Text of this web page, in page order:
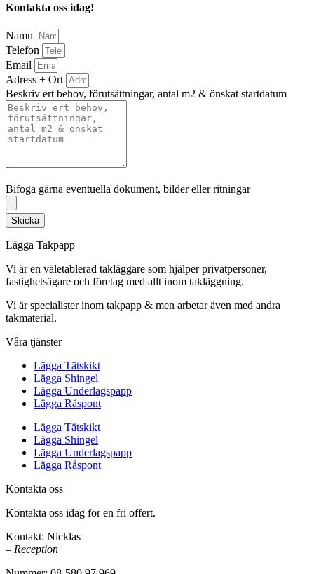
Kontakta oss idag!
Namn
Telefon
Email
Adress + Ort
Beskriv ert behov, förutsättningar, antal m2 & önskat startdatum
Bifoga gärna eventuella dokument, bilder eller ritningar
Skicka
Lägga Takpapp
Vi är en väletablerad takläggare som hjälper privatpersoner,
fastighetsägare och företag med allt inom takläggning.
Vi är specialister inom takpapp & men arbetar även med andra
takmaterial.
Våra tjänster
Lägga Tätskikt
Lägga Shingel
Lägga Underlagspapp
Lägga Råspont
Lägga Tätskikt
Lägga Shingel
Lägga Underlagspapp
Lägga Råspont
Kontakta oss
Kontakta oss idag för en fri offert.
Kontakt: Nicklas
– Reception